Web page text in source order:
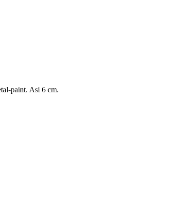
paint. Asi 6 cm.